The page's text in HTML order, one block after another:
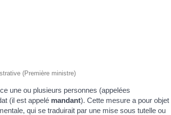
(Première ministre)
une ou plusieurs personnes (appelées
(il est appelé mandant). Cette mesure a pour objet
qui se traduirait par une mise sous tutelle ou